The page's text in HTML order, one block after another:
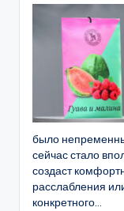
было
сейчас стало
создаст
расслабления
конкретного...